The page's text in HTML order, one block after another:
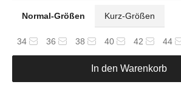
Normal-Größen Kurz-Größen
34 36 38 40 42 44
In den Warenkorb